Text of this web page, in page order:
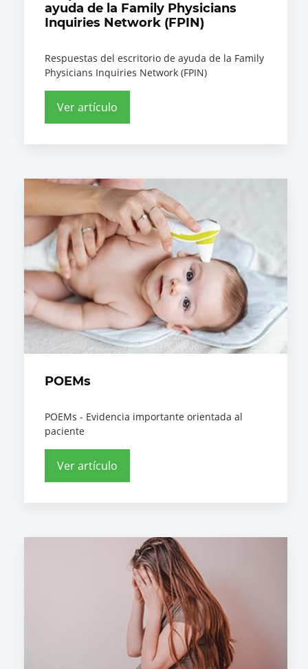
ayuda de la Family Physicians
Inquiries Network (FPIN)
Respuestas del escritorio de ayuda de la Family
Physicians Inquiries Network (FPIN)
Ver artículo
POEMs
POEMs - Evidencia importante orientada al
paciente
Ver artículo